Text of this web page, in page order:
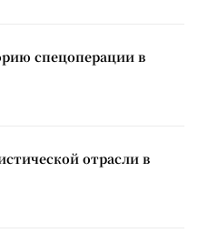
спецоперации в
отрасли в